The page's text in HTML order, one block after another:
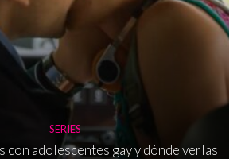
SERIES
con adolescentes gay y dónde verlas